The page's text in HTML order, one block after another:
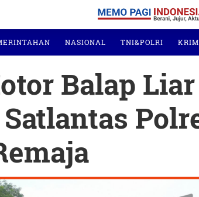
NASIONAL TNI&POLRI
Balap